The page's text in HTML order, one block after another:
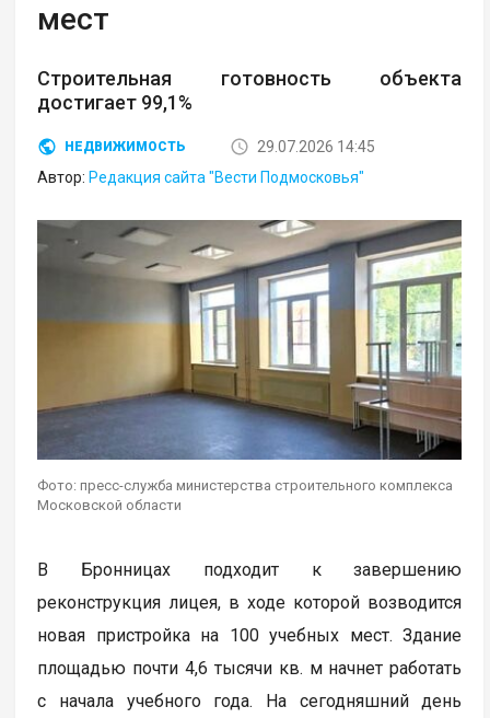
мест
Строительная готовность объекта
достигает 99,1%
НЕДВИЖИМОСТЬ
29.07.2026 14:45
Автор: Редакция сайта "Вести Подмосковья"
Фото: пресс-служба министерства строительного комплекса
Московской области
В Бронницах подходит к завершению
реконструкция лицея, в ходе которой возводится
новая пристройка на 100 учебных мест. Здание
площадью почти 4,6 тысячи кв. м начнет работать
с начала учебного года. На сегодняшний день